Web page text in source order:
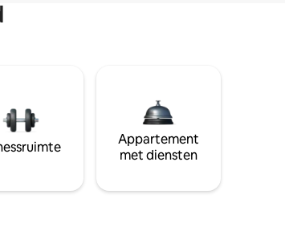
Appartement
met diensten